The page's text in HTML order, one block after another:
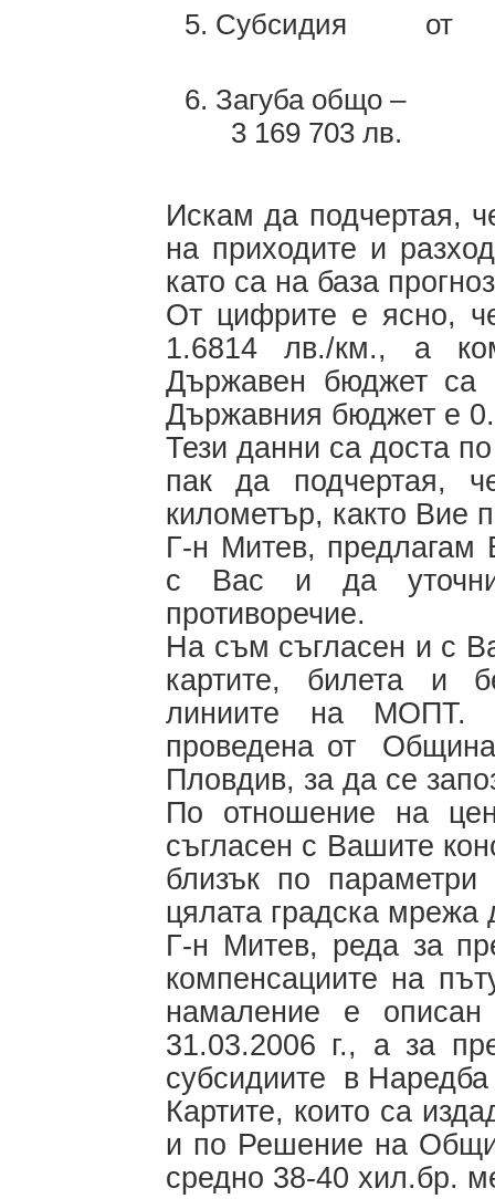
Субсидия
3 169 703 лв.
Искам да подчертая,
на приходите и
като са на база
От цифрите е ясно,
1.6814 лв./км., а
Държавен бюджет са
Държавния бюджет е
Тези данни са доста
пак да подчертая,
километър, както Вие
Г-н Митев, предлагам
с Вас и да
противоречие.
На съм съгласен и с
картите, билета и
линиите на МОПТ.
проведена от
Пловдив, за да се
По отношение на
съгласен с Вашите
близък по
цялата градска
Г-н Митев, реда за
компенсациите на
намаление е
31.03.2006 г., а за
субсидиите в
Картите, които са
и по Решение на
средно 38-40 хил.бр.